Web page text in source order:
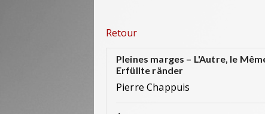
Retour
Pleines marges – L'Autre, le
Erfüllte ränder
Pierre Chappuis